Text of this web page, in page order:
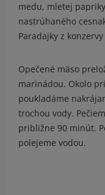
medu, mletej
nastrúhaného
Paradajky z
Opečené mäso
marinádou. Okolo
poukladáme
trochou vody.
približne 90 minút.
polejeme vodou.